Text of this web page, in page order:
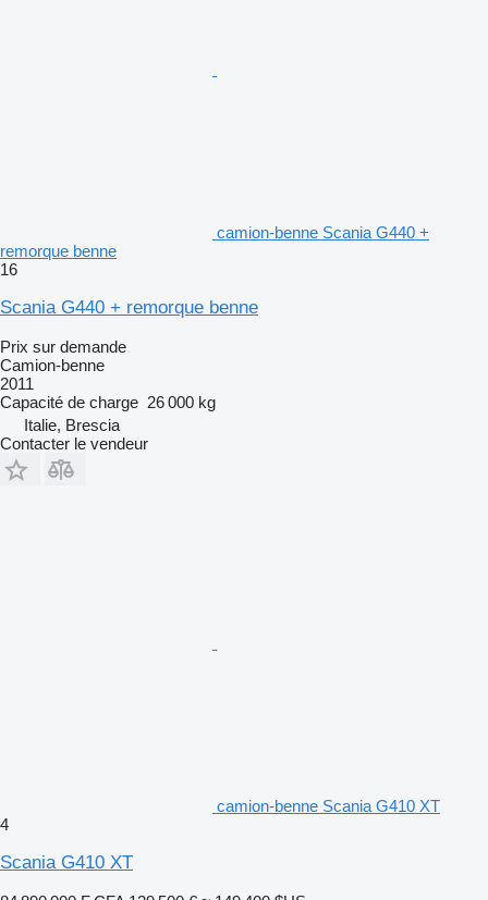
camion-benne Scania G440 +
remorque benne
16
Scania G440 + remorque benne
Prix sur demande
Camion-benne
2011
Capacité de charge 26 000 kg
Italie, Brescia
Contacter le vendeur
camion-benne Scania G410 XT
4
Scania G410 XT